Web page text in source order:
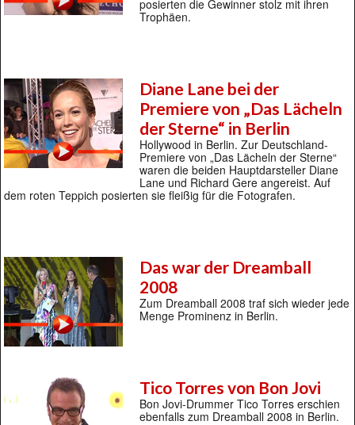
posierten die Gewinner stolz mit ihren
Trophäen.
Diane Lane bei der
Premiere von „Das Lächeln
der Sterne“ in Berlin
Hollywood in Berlin. Zur Deutschland-
Premiere von „Das Lächeln der Sterne“
waren die beiden Hauptdarsteller Diane
Lane und Richard Gere angereist. Auf
dem roten Teppich posierten sie fleißig für die Fotografen.
Das war der Dreamball
2008
Zum Dreamball 2008 traf sich wieder jede
Menge Prominenz in Berlin.
Tico Torres von Bon Jovi
Bon Jovi-Drummer Tico Torres erschien
ebenfalls zum Dreamball 2008 in Berlin.